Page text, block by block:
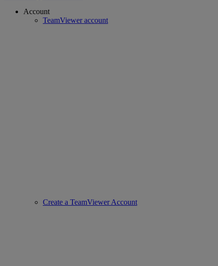
Account
TeamViewer account
Create a TeamViewer Account